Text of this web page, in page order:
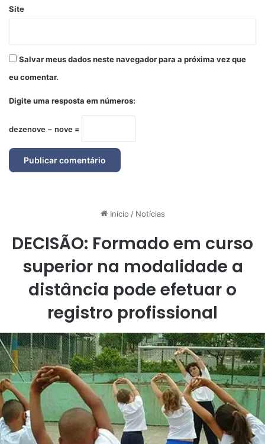
Site
Salvar meus dados neste navegador para a próxima vez que
eu comentar.
Digite uma resposta em números:
dezenove − nove =